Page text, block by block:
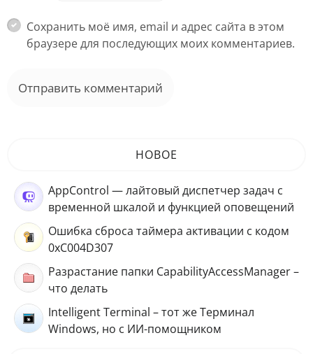
Сохранить моё имя, email и адрес сайта в этом
браузере для последующих моих комментариев.
НОВОЕ
AppControl — лайтовый диспетчер задач с
временной шкалой и функцией оповещений
Ошибка сброса таймера активации с кодом
0xC004D307
Разрастание папки CapabilityAccessManager –
что делать
Intelligent Terminal – тот же Терминал
Windows, но с ИИ-помощником